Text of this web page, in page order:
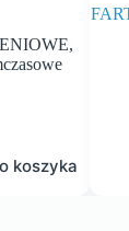
,
koszyka